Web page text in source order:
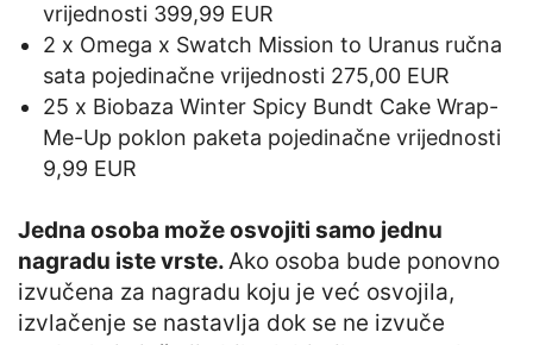
vrijednosti 399,99 EUR
2 x Omega x Swatch Mission to Uranus ručna
sata pojedinačne vrijednosti 275,00 EUR
25 x Biobaza Winter Spicy Bundt Cake Wrap-
Me-Up poklon paketa pojedinačne vrijednosti
9,99 EUR
Jedna osoba može osvojiti samo jednu
nagradu iste vrste.Ako osoba bude ponovno
izvučena za nagradu koju je već osvojila,
izvlačenje se nastavlja dok se ne izvuče